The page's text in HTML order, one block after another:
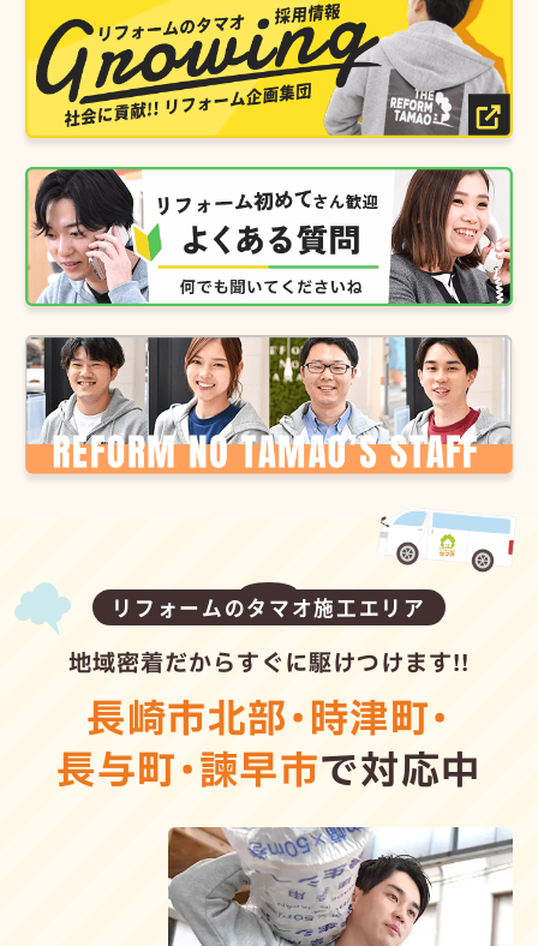
リフォームのタマオ施工エリア
地域密着だからすぐに駆けつけます!!
長崎市北部・時津町・
長与町・諫早市で対応中